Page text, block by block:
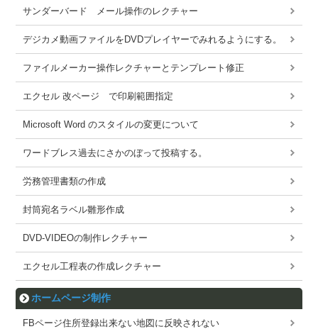
サンダーバード メール操作のレクチャー
デジカメ動画ファイルをDVDプレイヤーでみれるようにする。
ファイルメーカー操作レクチャーとテンプレート修正
エクセル 改ページ で印刷範囲指定
Microsoft Word のスタイルの変更について
ワードブレス過去にさかのぼって投稿する。
労務管理書類の作成
封筒宛名ラベル雛形作成
DVD-VIDEOの制作レクチャー
エクセル工程表の作成レクチャー
ホームページ制作
FBページ住所登録出来ない地図に反映されない